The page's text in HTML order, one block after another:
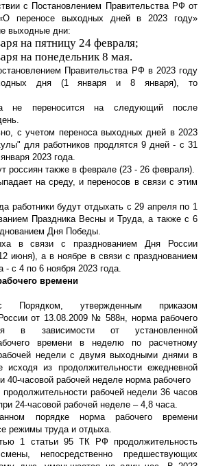
с Постановлением Правительства РФ от
переносе выходных дней в 2023 году»
выходные дни:
на пятницу 24 февраля;
на понедельник 8 мая.
Правительства РФ в 2023 году
дня (1 января и 8 января), то
не переносится на следующий после
переноса выходных дней в 2023
для работников продлятся 9 дней - с 31
2023 года.
россиян также в феврале (23 - 26 февраля).
на среду, и переносов в связи с этим
работники будут отдыхать с 29 апреля по 1
Праздника Весны и Труда, а также с 6
Дня Победы.
в связи с празднованием Дня России
июня), а в ноябре в связи с празднованием
- с 4 по 6 ноября 2023 года.
времени
Порядком, утвержденным приказом
от 13.08.2009 № 588н, норма рабочего
в зависимости от установленной
времени в неделю по расчетному
недели с двумя выходными днями в
исходя из продолжительности ежедневной
40-часовой рабочей неделе норма рабочего
рабочей недели 36 часов
24-часовой рабочей неделе – 4,8 часа.
порядке норма рабочего времени
режимы труда и отдыха.
1 статьи 95 ТК РФ продолжительность
непосредственно предшествующих